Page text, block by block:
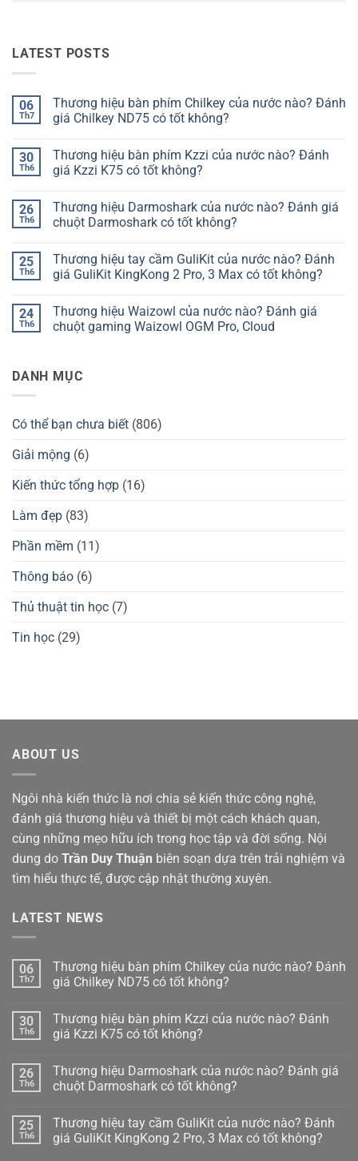
LATEST POSTS
06
Th7
Thương hiệu bàn phím Chilkey của nước nào? Đánh
giá Chilkey ND75 có tốt không?
bình
luận
ở
bàn
phím
Chilkey
nào?
Đánh
giá
có
tốt
không?
30
Th6
Thương hiệu bàn phím Kzzi của nước nào? Đánh
giá Kzzi K75 có tốt không?
bình
luận
ở
bàn
phím
Kzzi
nào?
Đánh
giá
tốt
không?
26
Th6
Thương hiệu Darmoshark của nước nào? Đánh giá
chuột Darmoshark có tốt không?
bình
luận
ở
Darmoshark
của
nước
chuột
Darmoshark
25
Th6
Thương hiệu tay cầm GuliKit của nước nào? Đánh
giá GuliKit KingKong 2 Pro, 3 Max có tốt không?
bình
luận
ở
cầm
GuliKit
Đánh
GuliKit
KingKong
Pro,
3
tốt
24
Th6
Thương hiệu Waizowl của nước nào? Đánh giá
chuột gaming Waizowl OGM Pro, Cloud
luận
ở
của
nào?
Đánh
chuột
gaming
OGM
Pro,
DANH MỤC
Có thể bạn chưa biết (806)
Giải mộng (6)
Kiến thức tổng hợp (16)
Làm đẹp (83)
Phần mềm (11)
Thông báo (6)
Thủ thuật tin học (7)
Tin học (29)
ABOUT US
Ngôi nhà kiến thức là nơi chia sẻ kiến thức công nghệ,
đánh giá thương hiệu và thiết bị một cách khách quan,
cùng những mẹo hữu ích trong học tập và đời sống. Nội
dung do Trần Duy Thuận biên soạn dựa trên trải nghiệm và
tìm hiểu thực tế, được cập nhật thường xuyên.
LATEST NEWS
06
Th7
Thương hiệu bàn phím Chilkey của nước nào? Đánh
giá Chilkey ND75 có tốt không?
bình
luận
ở
bàn
phím
Chilkey
nào?
Đánh
giá
30
Th6
Thương hiệu bàn phím Kzzi của nước nào? Đánh
giá Kzzi K75 có tốt không?
bình
luận
ở
bàn
phím
Kzzi
26
Th6
Thương hiệu Darmoshark của nước nào? Đánh giá
chuột Darmoshark có tốt không?
bình
luận
ở
25
Th6
Thương hiệu tay cầm GuliKit của nước nào? Đánh
giá GuliKit KingKong 2 Pro, 3 Max có tốt không?